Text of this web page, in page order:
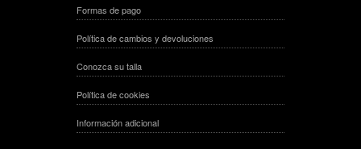
Formas de pago
Política de cambios y devoluciones
Conozca su talla
Política de cookies
Información adicional